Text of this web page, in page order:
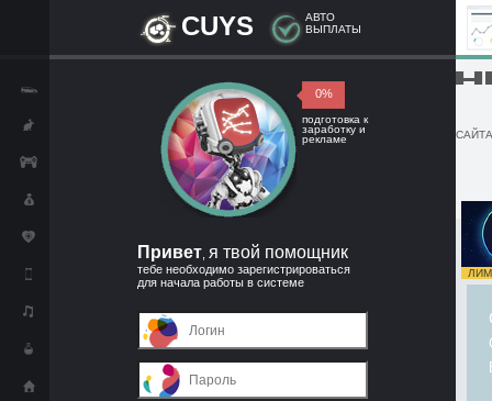
CUYS
АВТО
ВЫПЛАТЫ
0%
подготовка к
заработку и
рекламе
Привет я твой помощник
тебе необходимо зарегистрироваться
для начала работы в системе
█▬█